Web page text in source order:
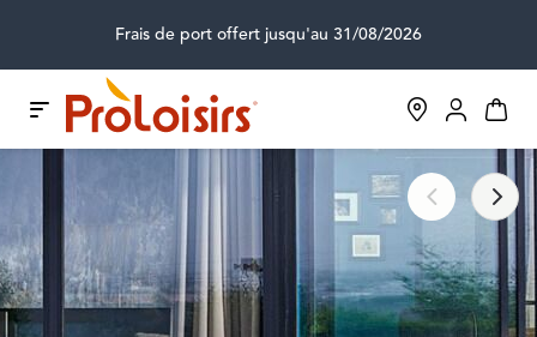
Frais de port offert jusqu'au 31/08/2026